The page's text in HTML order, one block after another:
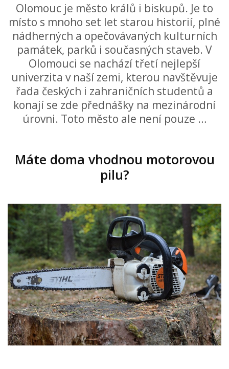
Olomouc je město králů i biskupů. Je to
místo s mnoho set let starou historií, plné
nádherných a opečovávaných kulturních
památek, parků i současných staveb. V
Olomouci se nachází třetí nejlepší
univerzita v naší zemi, kterou navštěvuje
řada českých i zahraničních studentů a
konají se zde přednášky na mezinárodní
úrovni. Toto město ale není pouze …
Máte doma vhodnou motorovou
pilu?